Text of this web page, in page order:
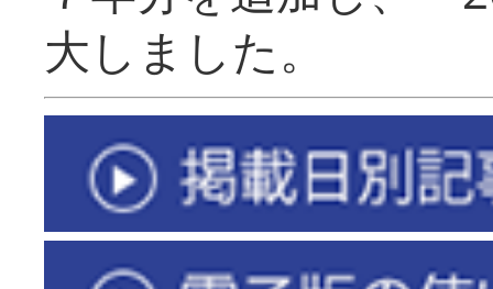
大しまし